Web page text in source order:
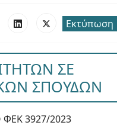
Εκτύπωση
ΣΕ
ΣΠΟΥΔΩΝ
3927/2023